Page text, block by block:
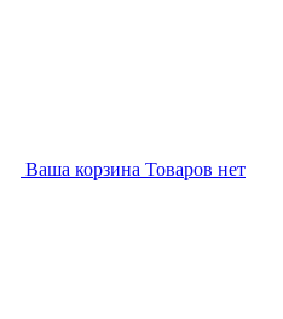
Ваша корзина Товаров нет